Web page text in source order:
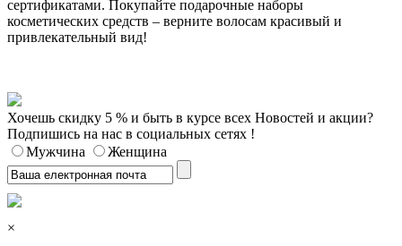
сертификатами. Покупайте подарочные наборы
косметических средств – верните волосам красивый и
привлекательный вид!
Хочешь скидку 5 % и быть в курсе всех Новостей и акции?
Подпишись на нас в социальных сетях !
Мужчина
Женщина
×